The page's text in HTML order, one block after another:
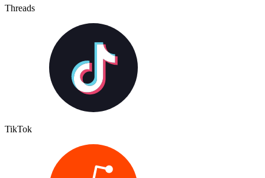
Threads
TikTok